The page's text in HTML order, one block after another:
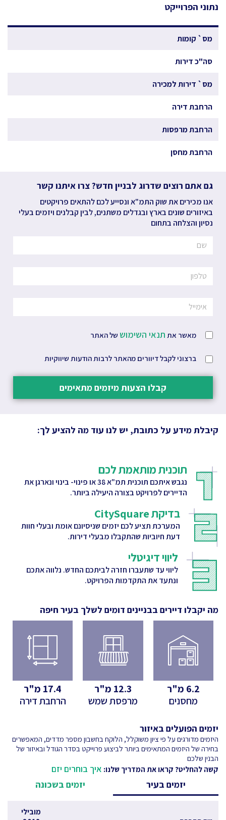
נתוני הפרוייקט
מס` קומות
סה"כ דירות
מס` דירות למכירה
הרחבת דירה
הרחבת מרפסות
הרחבת מחסן
גם אתם רוצים שדרוג לבניין חדש? צרו איתנו קשר
אנו מכירים את שוק התמ"א ונסייע לכם להתאים פרויקטים
באיזורים שונים בארץ ובגדלים משתנים, לבין קבלנים ויזמים בעלי
נסיון והצלחה בתחום
מאשר את תנאי השימוש של האתר
ברצוני לקבל דיוורים מהאתר לרבות הודעות שיווקיות
קבלו הצעות מיזמים מתאימים
קיבלת מידע על כתובת, יש לנו עוד מה להציע לך:
תוכנית מותאמת לכם
נגבש איתכם תוכנית תמ"א 38 או פינוי- בינוי ונארגן את
הדיירים לפרויקט בצורה היעילה ביותר.
בדיקת CitySquare
המערכת תציע לכם יזמים שניסיונם אומת ובעלי חוות
דעת חיוביות שהתקבלו מבעלי דירות.
ליווי דיגיטלי
ליווי עד שתעברו חזרה לביתכם החדש. נלווה אתכם
ונתעד את התקדמות הפרויקט.
מה יקבלו דיירים בבניינים דומים לשלך בעיר חיפה
6.2 מ"ר
מחסנים
12.3 מ"ר
מרפסת שמש
17.4 מ"ר
הרחבת דירה
יזמים הפועלים באיזור
היזמים מדורגים על פי ציון משוקלל, הלוקח בחשבון מספר מדדים, המאפשרים
בחירה של היזמים המתאימים ביותר לביצוע פרוייקט בסדר הגודל ובאיזור של
הבנין שלכם
קשה להחליט? קראו את המדריך שלנו: איך בוחרים יזם
יזמים בעיר
יזמים בשכונה
מובילי